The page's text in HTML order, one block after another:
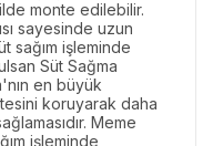
monte edilebilir.
sayesinde uzun
sağım işleminde
Süt Sağma
en büyük
koruyarak daha
Meme
işleminde